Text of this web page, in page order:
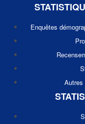
Enquêtes
Autres